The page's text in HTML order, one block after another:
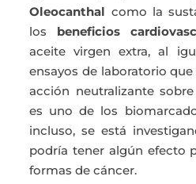
Oleocanthal como la
los beneficios
aceite virgen extra, al
ensayos de laboratorio
acción neutralizante
es uno de los
incluso, se está
podría tener algún efecto
formas de cáncer.